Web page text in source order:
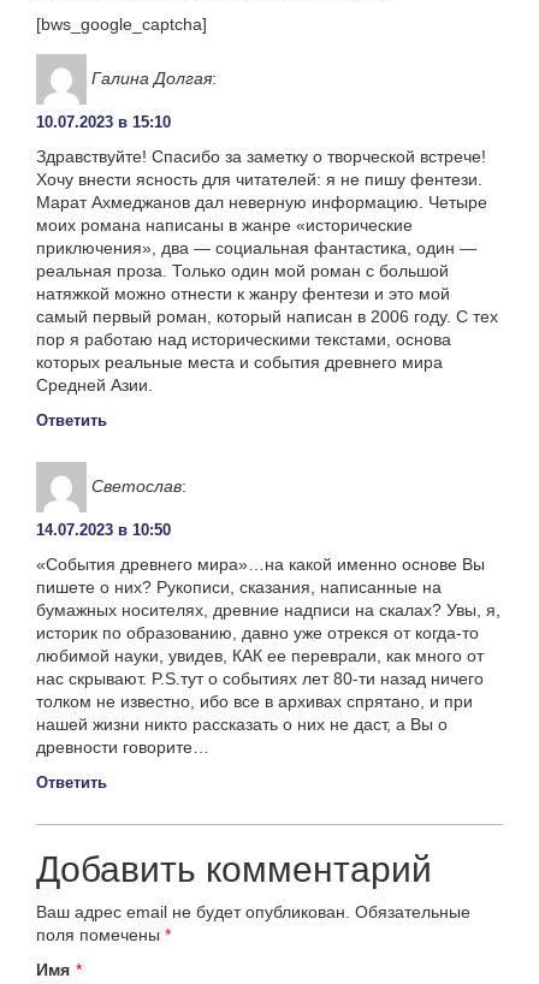
[bws_google_captcha]
Галина Долгая:
10.07.2023 в 15:10
Здравствуйте! Спасибо за заметку о творческой встрече!
Хочу внести ясность для читателей: я не пишу фентези.
Марат Ахмеджанов дал неверную информацию. Четыре
моих романа написаны в жанре «исторические
приключения», два — социальная фантастика, один —
реальная проза. Только один мой роман с большой
натяжкой можно отнести к жанру фентези и это мой
самый первый роман, который написан в 2006 году. С тех
пор я работаю над историческими текстами, основа
которых реальные места и события древнего мира
Средней Азии.
Ответить
Светослав:
14.07.2023 в 10:50
«События древнего мира»…на какой именно основе Вы
пишете о них? Рукописи, сказания, написанные на
бумажных носителях, древние надписи на скалах? Увы, я,
историк по образованию, давно уже отрекся от когда-то
любимой науки, увидев, КАК ее переврали, как много от
нас скрывают. P.S.тут о событиях лет 80-ти назад ничего
толком не известно, ибо все в архивах спрятано, и при
нашей жизни никто рассказать о них не даст, а Вы о
древности говорите…
Ответить
Добавить комментарий
Ваш адрес email не будет опубликован. Обязательные
поля помечены *
Имя *